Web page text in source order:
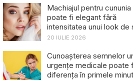
Machiajul pentru
poate fi elegant fără
intensitatea unui look de
20 IULIE 2026
Cunoașterea semnelor
urgențe medicale poate
diferența în primele